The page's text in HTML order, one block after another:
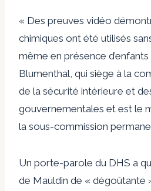
« Des preuves vidéo
chimiques ont été utilisés
même en présence
Blumenthal, qui siège à la
de la sécurité intérieure et
gouvernementales et est le
la sous-commission
Un porte-parole du DHS a
de Mauldin de « dégoûtante